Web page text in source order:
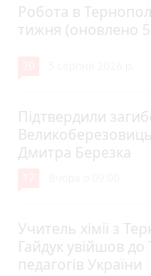
Робота в
тижня (оновлено
Підтвердили
Дмитра Березка
Учитель хімії з
Гайдук увійшов
педагогів України